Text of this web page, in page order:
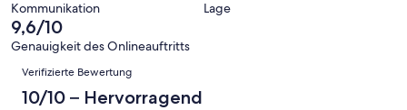
-
Gut
6
-
Okay
Bewertung
von
4
eine
Bewertung
Kommunikation Lage
9,6/10
Genauigkeit des Onlineauftritts
Bewertungen
Verifizierte Bewertung
10/10 – Hervorragend